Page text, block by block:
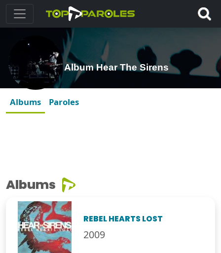
Album Hear The Sirens
Albums Paroles
Albums
REBEL HEARTS LOST
2009